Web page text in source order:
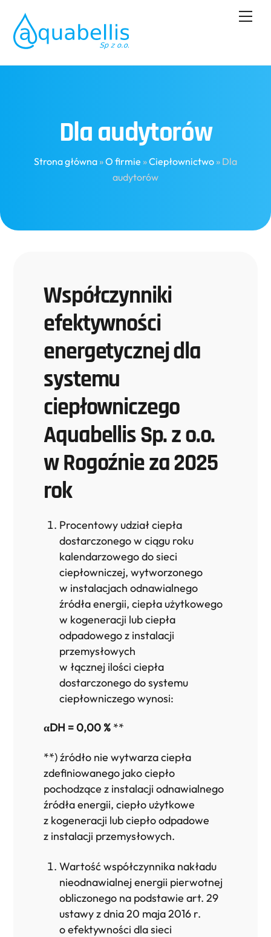
content
Dla audytorów
Strona główna »O firmie »Ciepłownictwo » Dla
audytorów
Współczynniki
efektywności
energetycznej dla
systemu
ciepłowniczego
Aquabellis Sp. z o.o.
w Rogoźnie za 2025
rok
Procentowy udział ciepła
dostarczonego w ciągu roku
kalendarzowego do sieci
ciepłowniczej, wytworzonego
w instalacjach odnawialnego
źródła energii, ciepła użytkowego
w kogeneracji lub ciepła
odpadowego z instalacji
przemysłowych
w łącznej ilości ciepła
dostarczonego do systemu
ciepłowniczego wynosi:
αDH = 0,00 % **
**) źródło nie wytwarza ciepła
zdefiniowanego jako ciepło
pochodzące z instalacji odnawialnego
źródła energii, ciepło użytkowe
z kogeneracji lub ciepło odpadowe
z instalacji przemysłowych.
Wartość współczynnika nakładu
nieodnawialnej energii pierwotnej
obliczonego na podstawie art. 29
ustawy z dnia 20 maja 2016 r.
o efektywności dla sieci